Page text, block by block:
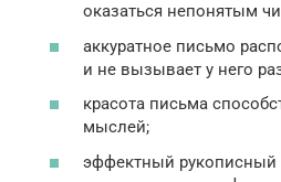
оказаться непонятым
аккуратное письмо
и не вызывает у него
красота письма
мыслей;
эффектный